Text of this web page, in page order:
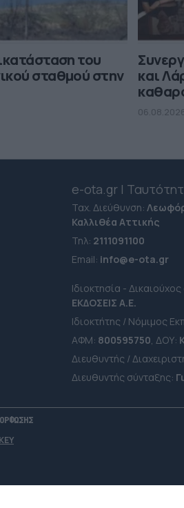
του
σταθμού στην
και
e-ota.gr |
Ταχ. Διεύθυνση:
Καλλιθέα Αττικής
Τηλ: 2111091100
Εmail: info@e-ota.gr
Ιδιοκτησία -
ΕΚΔΟΣΕΙΣ A.E.
Ιδιοκτήτης / Νόμιμος
ΑΦΜ: 800595750 , ΔΟΥ:
Διευθυντής /
Διευθυντής σύνταξης: